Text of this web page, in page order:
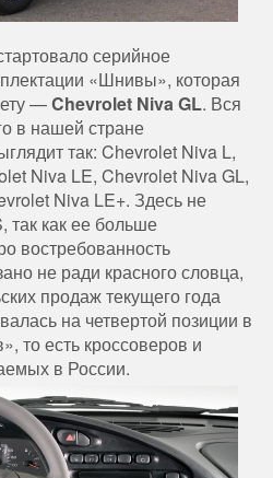
серийное
«Шнивы», которая
—Chevrolet Niva GL. Вся
в нашей стране
так: Chevrolet Niva L,
Niva LE, Chevrolet Niva GL,
Niva LE+. Здесь не
так как ее больше
востребованность
не ради красного словца,
продаж текущего года
на четвертой позиции в
то есть кроссоверов и
в России.